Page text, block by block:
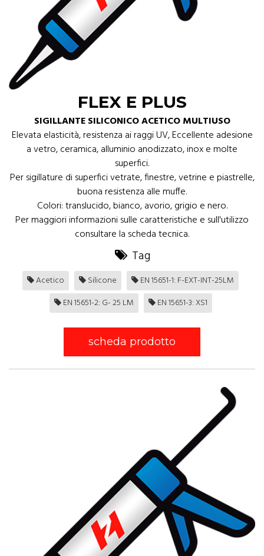
FLEX E PLUS
SIGILLANTE SILICONICO ACETICO MULTIUSO
Elevata elasticità, resistenza ai raggi UV, Eccellente adesione
a vetro, ceramica, alluminio anodizzato, inox e molte
superfici.
Per sigillature di superfici vetrate, finestre, vetrine e piastrelle,
buona resistenza alle muffe.
Colori: translucido, bianco, avorio, grigio e nero.
Per maggiori informazioni sulle caratteristiche e sull'utilizzo
consultare la scheda tecnica.
Tag
Acetico Silicone
EN 15651-1: F-EXT-INT-25LM
EN 15651-2: G- 25 LM
EN 15651-3: XS1
scheda prodotto